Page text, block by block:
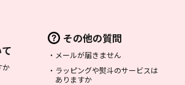
か
その他の質問
・ メールが届きません
・ ラッピングや熨斗のサービスは
ありますか